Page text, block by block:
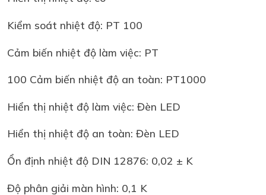
Kiểm soát nhiệt độ: PT 100
Cảm biến nhiệt độ làm việc: PT
100 Cảm biến nhiệt độ an toàn: PT1000
Hiển thị nhiệt độ làm việc: Đèn LED
Hiển thị nhiệt độ an toàn: Đèn LED
Ổn định nhiệt độ DIN 12876: 0,02 ± K
Độ phân giải màn hình: 0,1 K